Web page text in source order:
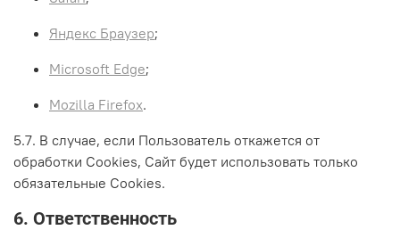
Яндекс Браузер;
Microsoft Edge;
Mozilla Firefox.
5.7. В случае, если Пользователь откажется от
обработки Сookies, Сайт будет использовать только
обязательные Cookies.
6. Ответственность